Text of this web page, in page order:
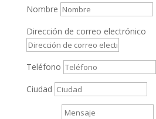
Nombre
Dirección de correo electrónico
Teléfono
Ciudad